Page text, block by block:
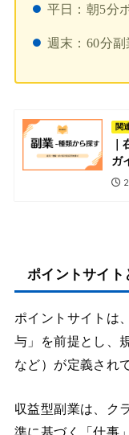
平日：朝5分
週末：60分
関
ガ
ポイントサイト
ポイントサイトは
与」を前提とし、
など）が定義され
収益型副業は、ク